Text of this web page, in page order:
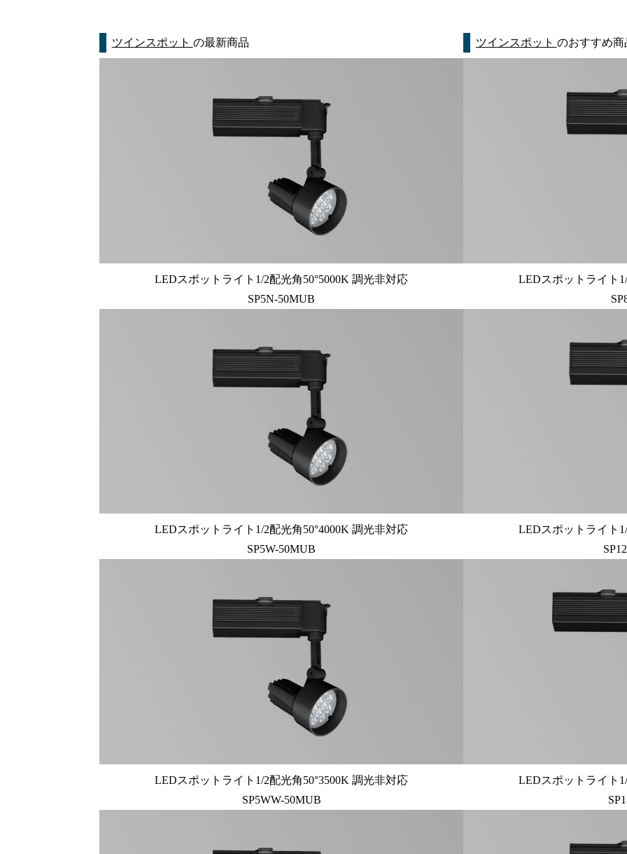
ツインスポット の最新商品
LEDスポットライト1/2配光角50°5000K 調光非対応
SP5N-50MUB
LEDスポットライト1/2配光角50°4000K 調光非対応
SP5W-50MUB
LEDスポットライト1/2配光角50°3500K 調光非対応
SP5WW-50MUB
ツインスポット のおすすめ商
LEDスポットライト
LEDスポットライト
LEDスポットライト